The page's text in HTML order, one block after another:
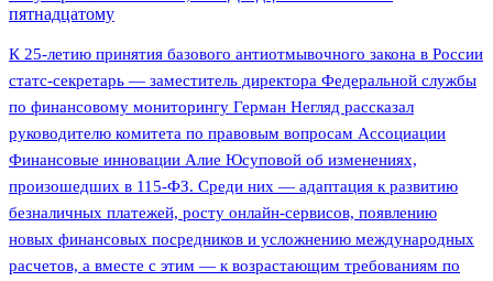
пятнадцатому
К 25-летию принятия базового антиотмывочного закона в России
статс-секретарь — заместитель директора Федеральной службы
по финансовому мониторингу Герман Негляд рассказал
руководителю комитета по правовым вопросам Ассоциации
Финансовые инновации Алие Юсуповой об изменениях,
произошедших в 115-ФЗ. Среди них — адаптация к развитию
безналичных платежей, росту онлайн-сервисов, появлению
новых финансовых посредников и усложнению международных
расчетов, а вместе с этим — к возрастающим требованиям по